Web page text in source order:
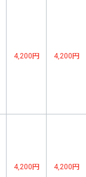
4,200円 4,200円
4,200円 4,200円